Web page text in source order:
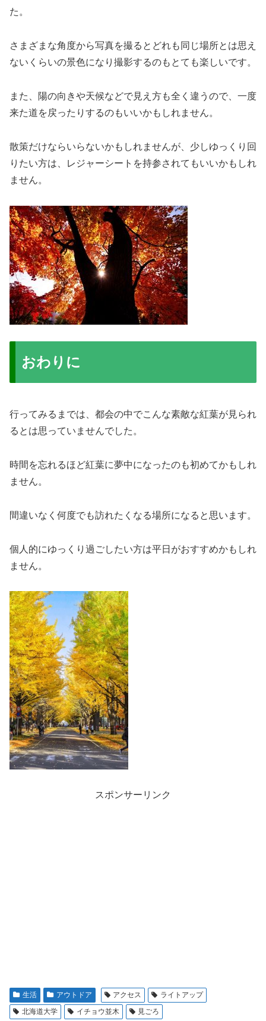
た。
さまざまな角度から写真を撮るとどれも同じ場所とは思え
ないくらいの景色になり撮影するのもとても楽しいです。
また、陽の向きや天候などで見え方も全く違うので、一度
来た道を戻ったりするのもいいかもしれません。
散策だけならいらないかもしれませんが、少しゆっくり回
りたい方は、レジャーシートを持参されてもいいかもしれ
ません。
おわりに
行ってみるまでは、都会の中でこんな素敵な紅葉が見られ
るとは思っていませんでした。
時間を忘れるほど紅葉に夢中になったのも初めてかもしれ
ません。
間違いなく何度でも訪れたくなる場所になると思います。
個人的にゆっくり過ごしたい方は平日がおすすめかもしれ
ません。
スポンサーリンク
生活 アウトドア アクセス
ライトアップ
北海道大学
イチョウ並木 見ごろ